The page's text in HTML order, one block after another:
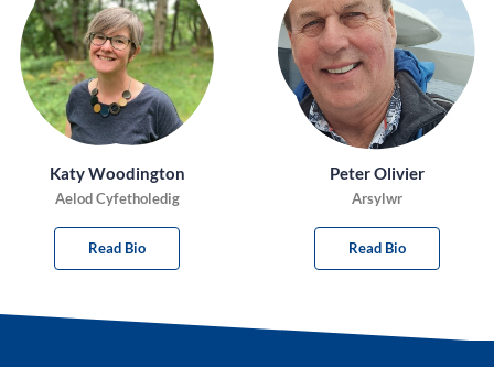
Katy Woodington
Aelod Cyfetholedig
Read Bio
Peter Olivier
Arsylwr
Read Bio